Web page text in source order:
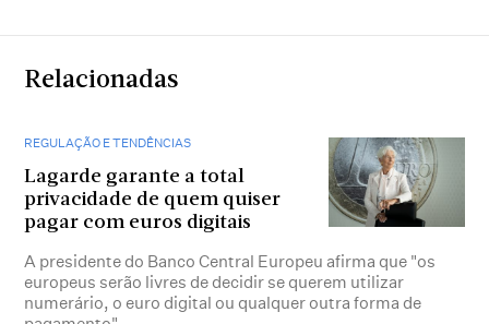
Relacionadas
REGULAÇÃO E TENDÊNCIAS
Lagarde garante a total
privacidade de quem quiser
pagar com euros digitais
A presidente do Banco Central Europeu afirma que "os
europeus serão livres de decidir se querem utilizar
numerário, o euro digital ou qualquer outra forma de